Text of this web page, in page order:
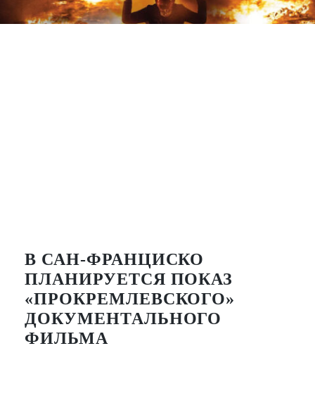
В САН-ФРАНЦИСКО
ПЛАНИРУЕТСЯ ПОКАЗ
«ПРОКРЕМЛЕВСКОГО»
ДОКУМЕНТАЛЬНОГО
ФИЛЬМА